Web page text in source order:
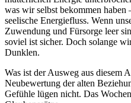
was wir selbst bekommen
seelische Energiefluss. Wenn
Zuwendung und Fürsorge leer
soviel ist sicher. Doch solange
Dunklen.
Was ist der Ausweg aus diesem
Neubewertung der alten
Gefühle lügen nicht. Das